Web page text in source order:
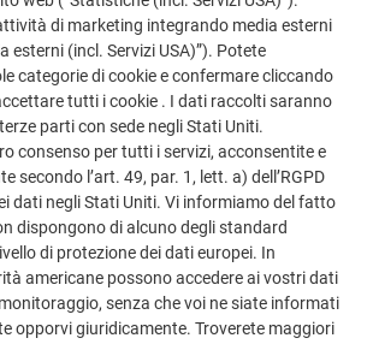
in alluminio PREFA, grandi
della villa, hanno contribuito ad
singola scelta architettonica, non solo
forme e colori – nastro aggraffato
Doga. X grigio scuro, Scandola DS.19
ciascun elemento
attraverso le geometrie di posa, con
o in diagonale rispetto alla linea di
con la variabilità dei passi del
il grande tetto e avvolge il piano
in un geometrico abbraccio.
di marketing integrando media esterni
esterni (incl. Servizi USA)”). Potete
categorie di cookie e confermare cliccando
tutti i cookie . I dati raccolti saranno
parti con sede negli Stati Uniti.
consenso per tutti i servizi, acconsentite e
secondo l’art. 49, par. 1, lett. a) dell’RGPD
dati negli Stati Uniti. Vi informiamo del fatto
dispongono di alcuno degli standard
di protezione dei dati europei. In
americane possono accedere ai vostri dati
senza che voi ne siate informati
opporvi giuridicamente. Troverete maggiori